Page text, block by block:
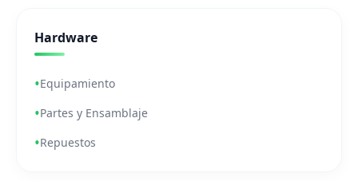
Hardware
Equipamiento
Partes y Ensamblaje
Repuestos